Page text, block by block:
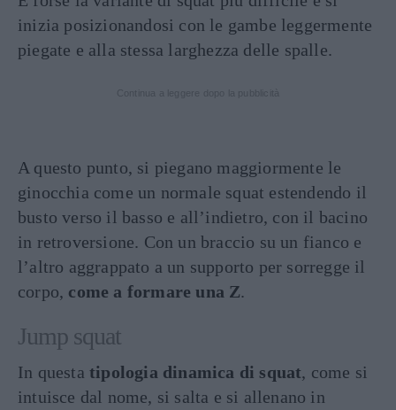
inizia posizionandosi con le gambe leggermente
piegate e alla stessa larghezza delle spalle.
A questo punto, si piegano maggiormente le
ginocchia come un normale squat estendendo il
busto verso il basso e all’indietro, con il bacino
in retroversione. Con un braccio su un fianco e
l’altro aggrappato a un supporto per sorregge il
corpo, come a formare una Z.
Jump squat
In questa tipologia dinamica di squat, come si
intuisce dal nome, si salta e si allenano in